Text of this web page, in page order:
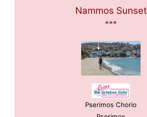
Nammos Sunset
***
Pserimos Chorio